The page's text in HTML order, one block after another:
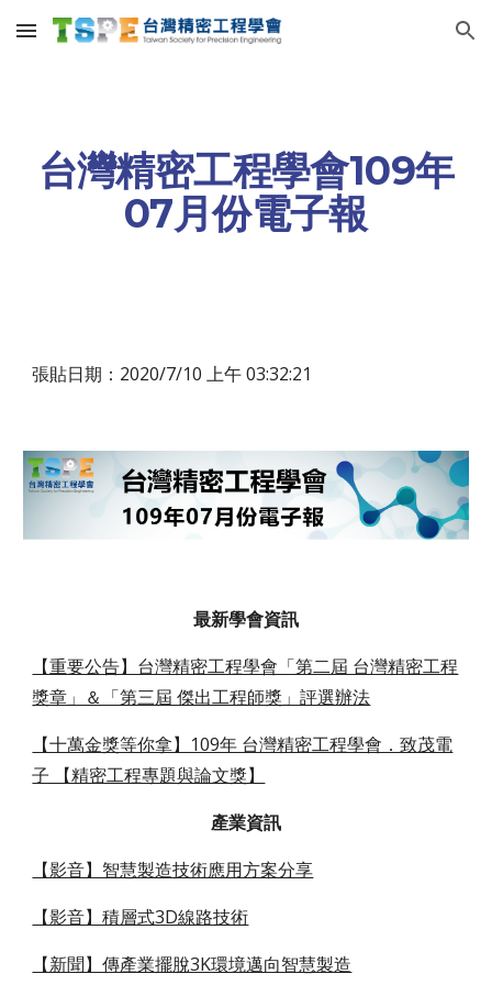
Skip to main content Skip to navigation
台灣精密工程學會109年
07月份電子報
張貼日期：2020/7/10 上午 03:32:21
最新學會資訊
【重要公告】台灣精密工程學會「第二屆 台灣精密工程
獎章」＆「第三屆 傑出工程師獎」評選辦法
【十萬金獎等你拿】109年 台灣精密工程學會．致茂電
子 【精密工程專題與論文獎】
產業資訊
【影音】智慧製造技術應用方案分享
【影音】積層式3D線路技術
【新聞】傳產業擺脫3K環境邁向智慧製造